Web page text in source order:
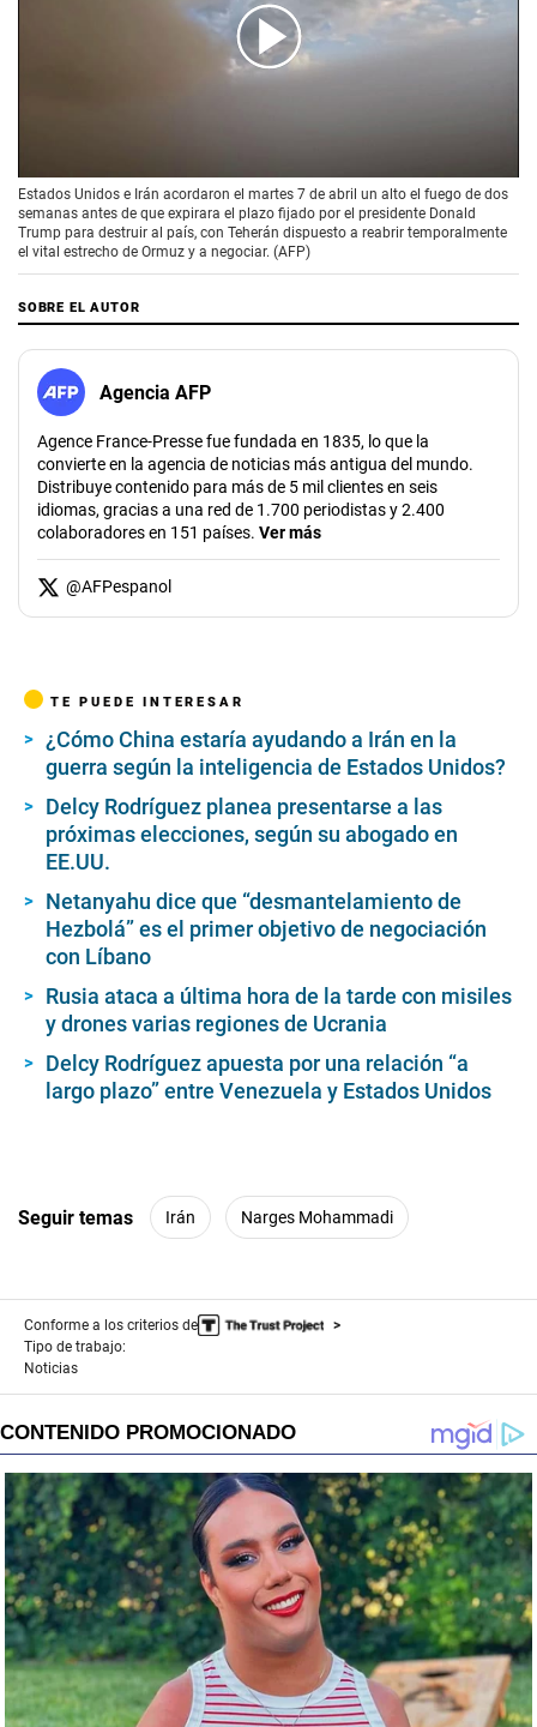
Estados Unidos e Irán acordaron el martes 7 de abril un alto el fuego de dos
semanas antes de que expirara el plazo fijado por el presidente Donald
Trump para destruir al país, con Teherán dispuesto a reabrir temporalmente
el vital estrecho de Ormuz y a negociar. (AFP)
SOBRE EL AUTOR
Agencia AFP
Agence France-Presse fue fundada en 1835, lo que la
convierte en la agencia de noticias más antigua del mundo.
Distribuye contenido para más de 5 mil clientes en seis
idiomas, gracias a una red de 1.700 periodistas y 2.400
colaboradores en 151 países. Ver más
@AFPespanol
TE PUEDE INTERESAR
¿Cómo China estaría ayudando a Irán en la
guerra según la inteligencia de Estados Unidos?
Delcy Rodríguez planea presentarse a las
próximas elecciones, según su abogado en
EE.UU.
Netanyahu dice que “desmantelamiento de
Hezbolá” es el primer objetivo de negociación
con Líbano
Rusia ataca a última hora de la tarde con misiles
y drones varias regiones de Ucrania
Delcy Rodríguez apuesta por una relación “a
largo plazo” entre Venezuela y Estados Unidos
Seguir temas Irán Narges Mohammadi
Conforme a los criterios de
Tipo de trabajo:
Noticias